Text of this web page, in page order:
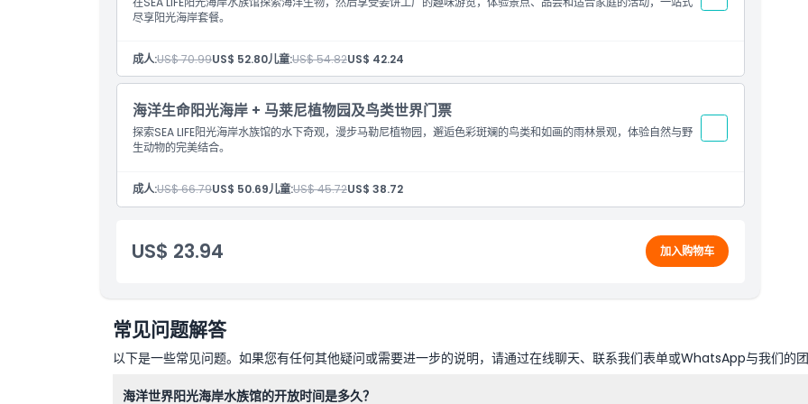
尽享阳光海岸套餐。
成人:US$ 70.99US$ 52.80儿童:US$ 54.82US$ 42.24
海洋生命阳光海岸 + 马莱尼植物园及鸟类世界门票
探索SEA LIFE阳光海岸水族馆的水下奇观，漫步马勒尼植物园，邂逅色彩斑斓的鸟类和如画的雨林景观，体验自然与野
生动物的完美结合。
成人:US$ 66.79US$ 50.69儿童:US$ 45.72US$ 38.72
US$ 23.94 加入购物车
常见问题解答
以下是一些常见问题。如果您有任何其他疑问或需要进一步的说明，请通过在线聊天、联系我们表单或WhatsApp与我们的团
海洋世界阳光海岸水族馆的开放时间是多久？